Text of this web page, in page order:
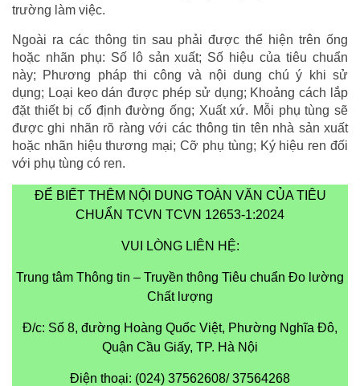
trường làm việc.
Ngoài ra các thông tin sau phải được thể hiện trên ống
hoặc nhãn phụ: Số lô sản xuất; Số hiệu của tiêu chuẩn
này; Phương pháp thi công và nội dung chú ý khi sử
dụng; Loại keo dán được phép sử dụng; Khoảng cách lắp
đặt thiết bị cố định đường ống; Xuất xứ. Mỗi phụ tùng sẽ
được ghi nhãn rõ ràng với các thông tin tên nhà sản xuất
hoặc nhãn hiệu thương mại; Cỡ phụ tùng; Ký hiệu ren đối
với phụ tùng có ren.
ĐỂ BIẾT THÊM NỘI DUNG TOÀN VĂN CỦA TIÊU
CHUẨN TCVN TCVN 12653-1:2024
VUI LÒNG LIÊN HỆ:
Trung tâm Thông tin – Truyền thông Tiêu chuẩn Đo lường
Chất lượng
Đ/c: Số 8, đường Hoàng Quốc Việt, Phường Nghĩa Đô,
Quận Cầu Giấy, TP. Hà Nội
Điện thoại: (024) 37562608/ 37564268